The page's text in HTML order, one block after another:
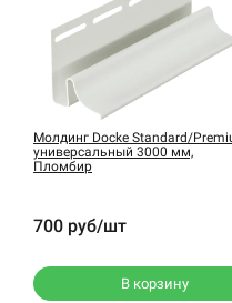
Молдинг Docke Standard/
универсальный 3000 мм,
Пломбир
700 руб/шт
В корзину